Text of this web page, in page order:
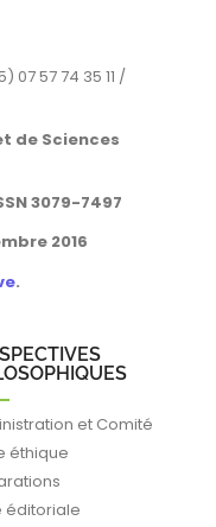
07 57 74 35 11 /
de Sciences
3079-7497
2016
.
et Comité
éthique
éditoriale